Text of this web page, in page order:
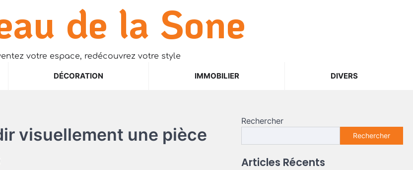
de la Sone
votre espace, redécouvrez votre style
DÉCORATION IMMOBILIER DIVERS
visuellement une pièce
Rechercher
Rechercher
Articles Récents